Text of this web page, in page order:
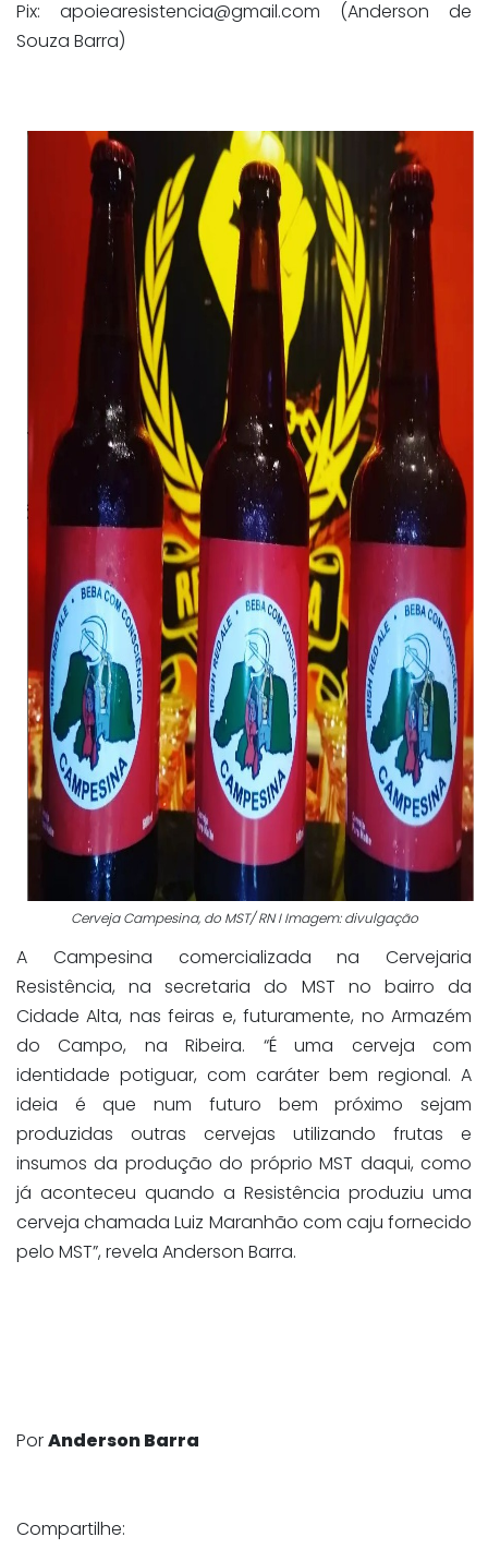
Pix: apoiearesistencia@gmail.com (Anderson de
Souza Barra)
Cerveja Campesina, do MST/ RN I Imagem: divulgação
A Campesina comercializada na Cervejaria
Resistência, na secretaria do MST no bairro da
Cidade Alta, nas feiras e, futuramente, no Armazém
do Campo, na Ribeira. “É uma cerveja com
identidade potiguar, com caráter bem regional. A
ideia é que num futuro bem próximo sejam
produzidas outras cervejas utilizando frutas e
insumos da produção do próprio MST daqui, como
já aconteceu quando a Resistência produziu uma
cerveja chamada Luiz Maranhão com caju fornecido
pelo MST”, revela Anderson Barra.
PorAnderson Barra
Compartilhe: